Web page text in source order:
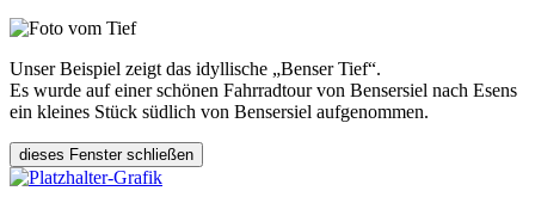
Unser Beispiel zeigt das idyllische „Benser Tief“.
Es wurde auf einer schönen Fahrradtour von Bensersiel nach Esens
ein kleines Stück südlich von Bensersiel aufgenommen.
dieses Fenster schließen